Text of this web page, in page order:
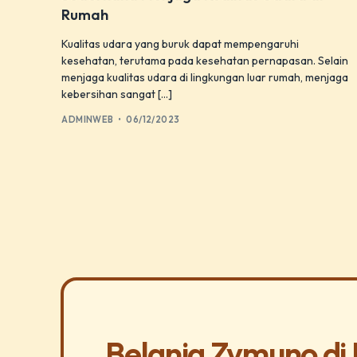
Rumah
Kualitas udara yang buruk dapat mempengaruhi
kesehatan, terutama pada kesehatan pernapasan. Selain
menjaga kualitas udara di lingkungan luar rumah, menjaga
kebersihan sangat […]
ADMINWEB 06/12/2023